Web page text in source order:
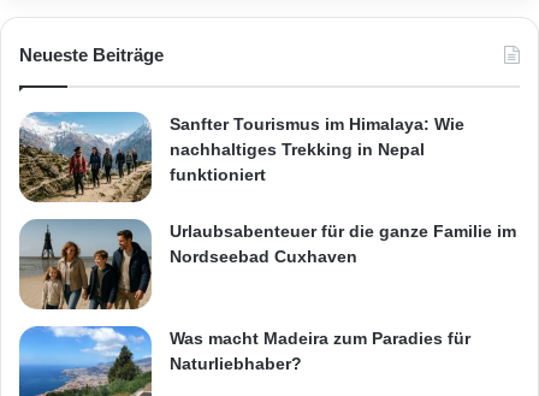
Neueste Beiträge
Sanfter Tourismus im Himalaya: Wie
nachhaltiges Trekking in Nepal
funktioniert
Urlaubsabenteuer für die ganze Familie im
Nordseebad Cuxhaven
Was macht Madeira zum Paradies für
Naturliebhaber?